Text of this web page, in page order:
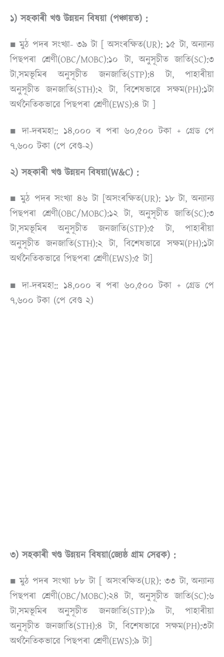
১) সহকাৰী খণ্ড উন্নয়ন বিষয়া (পঞ্চায়ত) :
■ মুঠ পদৰ সংখ্যা- ৩৯ টা [ অসংৰক্ষিত(UR): ১৫ টা, অন্যান্য
পিছপৰা শ্ৰেণী(OBC/MOBC):১০ টা, অনুসূচীত জাতি(SC):৩
টা,সমভূমিৰ অনুসূচীত জনজাতি(STP):৪ টা, পাহাৰীয়া
অনুসূচীত জনজাতি(STH):২ টা, বিশেষভাৱে সক্ষম(PH):১টা
অৰ্থনৈতিকভাৱে পিছপৰা শ্ৰেণী(EWS):৪ টা ]
■ দা-দৰমহা:: ১৪,০০০ ৰ পৰা ৬০,৫০০ টকা + গ্ৰেড পে
৭,৬০০ টকা (পে বেণ্ড-২)
২) সহকাৰী খণ্ড উন্নয়ন বিষয়া(W&C) :
■ মুঠ পদৰ সংখ্যা ৪৬ টা [অসংৰক্ষিত(UR): ১৮ টা, অন্যান্য
পিছপৰা শ্ৰেণী(OBC/MOBC):১২ টা, অনুসূচীত জাতি(SC):৩
টা,সমভূমিৰ অনুসূচীত জনজাতি(STP):৫ টা, পাহাৰীয়া
অনুসূচীত জনজাতি(STH):২ টা, বিশেষভাৱে সক্ষম(PH):১টা
অৰ্থনৈতিকভাৱে পিছপৰা শ্ৰেণী(EWS):৫ টা]
■ দা-দৰমহা:: ১৪,০০০ ৰ পৰা ৬০,৫০০ টকা + গ্ৰেড পে
৭,৬০০ টকা (পে বেণ্ড ২)
৩) সহকাৰী খণ্ড উন্নয়ন বিষয়া(জ্যেষ্ঠ গ্ৰাম সেৱক) :
■ মুঠ পদৰ সংখ্যা ৮৮ টা [ অসংৰক্ষিত(UR): ৩৩ টা, অন্যান্য
পিছপৰা শ্ৰেণী(OBC/MOBC):২৪ টা, অনুসূচীত জাতি(SC):৬
টা,সমভূমিৰ অনুসূচীত জনজাতি(STP):৯ টা, পাহাৰীয়া
অনুসূচীত জনজাতি(STH):৪ টা, বিশেষভাৱে সক্ষম(PH):৩টা
অৰ্থনৈতিকভাৱে পিছপৰা শ্ৰেণী(EWS):৯ টা]